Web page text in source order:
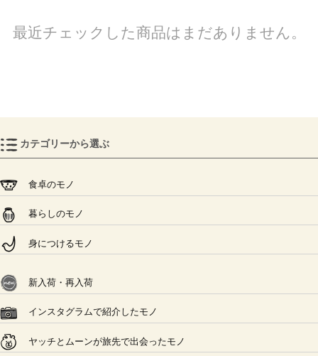
最近チェックした商品はまだありません。
カテゴリーから選ぶ
食卓のモノ
暮らしのモノ
身につけるモノ
新入荷・再入荷
インスタグラムで紹介したモノ
ヤッチとムーンが旅先で出会ったモノ